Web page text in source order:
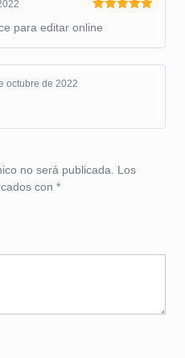
con
para editar online
octubre de 2022
no será publicada.
Los
con *